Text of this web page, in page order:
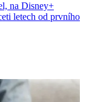
na Disney+
letech od prvního